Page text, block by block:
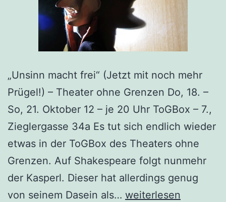
„Unsinn macht frei“ (Jetzt mit noch mehr
Prügel!) – Theater ohne Grenzen Do, 18. –
So, 21. Oktober 12 – je 20 Uhr ToGBox – 7.,
Zieglergasse 34a Es tut sich endlich wieder
etwas in der ToGBox des Theaters ohne
Grenzen. Auf Shakespeare folgt nunmehr
der Kasperl. Dieser hat allerdings genug
von seinem Dasein als… Kasperl
weiterlesen